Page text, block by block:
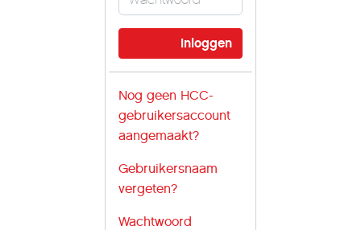
Nog geen HCC-
gebruikersaccount
aangemaakt?
Gebruikersnaam
vergeten?
Wachtwoord